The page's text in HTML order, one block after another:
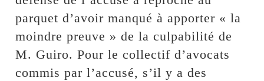
parquet d’avoir manqué à apporter « la
moindre preuve » de la culpabilité de
M. Guiro. Pour le collectif d’avocats
commis par l’accusé, s’il y a des